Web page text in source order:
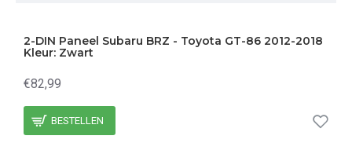
2-DIN Paneel Subaru BRZ - Toyota GT-86 2012-2018
Kleur: Zwart
€82,99
BESTELLEN